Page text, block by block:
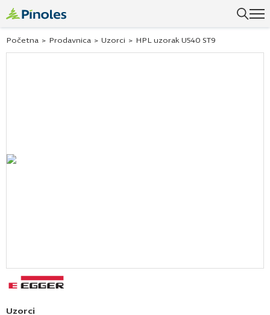
Početna > Prodavnica > Uzorci > HPL uzorak U540 ST9
Uzorci